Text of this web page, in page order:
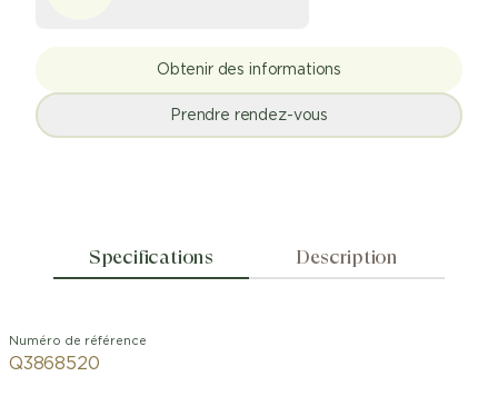
Obtenir des informations
Prendre rendez-vous
Specifications Description
Numéro de référence
Q3868520